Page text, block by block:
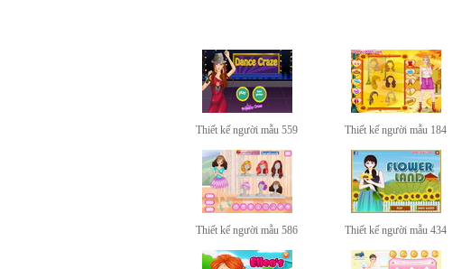
Thiết kế người mẫu 559 Thiết kế người mẫu 184
Thiết kế người mẫu 586 Thiết kế người mẫu 434